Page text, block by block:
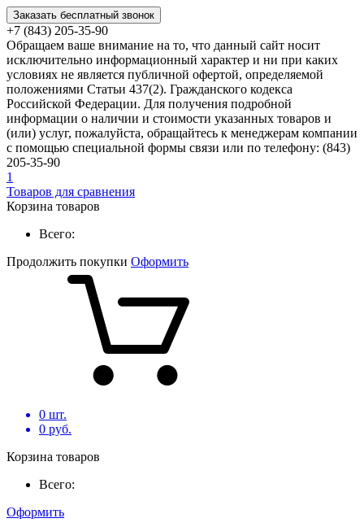
Заказать бесплатный звонок
+7 (843) 205-35-90
Обращаем ваше внимание на то, что данный сайт носит
исключительно информационный характер и ни при каких
условиях не является публичной офертой, определяемой
положениями Статьи 437(2). Гражданского кодекса
Российской Федерации. Для получения подробной
информации о наличии и стоимости указанных товаров и
(или) услуг, пожалуйста, обращайтесь к менеджерам компании
с помощью специальной формы связи или по телефону: (843)
205-35-90
1
Товаров для сравнения
Корзина товаров
Всего:
Продолжить покупки Оформить
0 шт.
0 руб.
Корзина товаров
Всего:
Оформить